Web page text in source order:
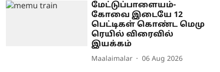
மேட்டுப்பாளையம்-
கோவை இடையே 12
பெட்டிகள் கொண்ட மெமு
ரெயில் விரைவில்
இயக்கம்
Maalaimalar 06 Aug 2026